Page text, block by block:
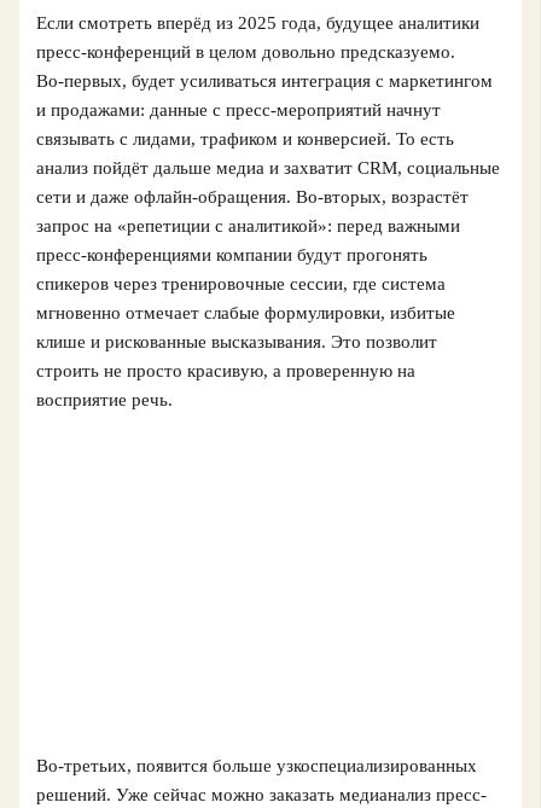
Если смотреть вперёд из 2025 года, будущее аналитики
пресс-конференций в целом довольно предсказуемо.
Во‑первых, будет усиливаться интеграция с маркетингом
и продажами: данные с пресс-мероприятий начнут
связывать с лидами, трафиком и конверсией. То есть
анализ пойдёт дальше медиа и захватит CRM, социальные
сети и даже офлайн-обращения. Во‑вторых, возрастёт
запрос на «репетиции с аналитикой»: перед важными
пресс-конференциями компании будут прогонять
спикеров через тренировочные сессии, где система
мгновенно отмечает слабые формулировки, избитые
клише и рискованные высказывания. Это позволит
строить не просто красивую, а проверенную на
восприятие речь.
Во‑третьих, появится больше узкоспециализированных
решений. Уже сейчас можно заказать медианализ пресс-